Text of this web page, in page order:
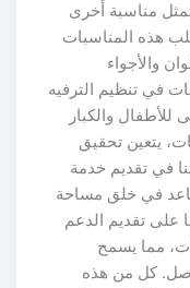
تمثل مناسبة أخرى
هذه المناسبات
والأجواء
في تنظيم الترفيه
للأطفال والكبار
يتعين تحقيق
في تقديم خدمة
في خلق مساحة
على تقديم الدعم
مما يسمح
كل من هذه